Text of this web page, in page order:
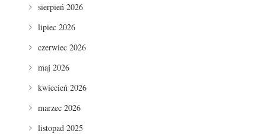
sierpień 2026
lipiec 2026
czerwiec 2026
maj 2026
kwiecień 2026
marzec 2026
listopad 2025